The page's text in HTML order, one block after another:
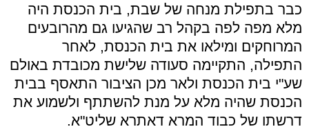
כבר בתפילת מנחה של שבת, בית הכנסת היה
מלא מפה לפה בקהל רב שהגיעו גם מהרובעים
המרוחקים ומילאו את בית הכנסת, לאחר
התפילה, התקיימה סעודה שלישת מכובדת באולם
שע"י בית הכנסת ולאר מכן הציבור התאסף בבית
הכנסת שהיה מלא על מנת להשתתף ולשמוע את
דרשתו של כבוד המרא דאתרא שליט"א.